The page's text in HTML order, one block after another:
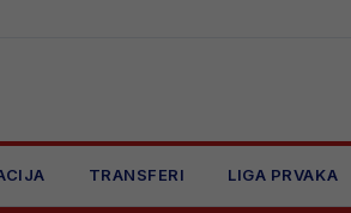
TRANSFERI LIGA PRVAKA